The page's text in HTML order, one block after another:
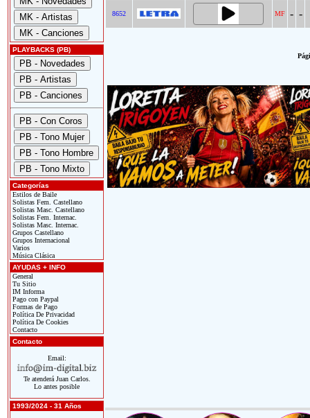
PLAYBACKS (PB)
Categorías
Estilos de Baile
Solistas Fem. Castellano
Solistas Masc. Castellano
Solistas Fem. Internac.
Solistas Masc. Internac.
Grupos Castellano
Grupos Internacional
Varios
Música Clásica
AYUDAS + INFO
General
Tu Sitio
IM Informa
Pago con Paypal
Formas de Pago
Política De Privacidad
Política De Cookies
Contacto
Contacto
Email:
Te atenderá Juan Carlos.
Lo antes posible
1993/2024 - 31 Años
8652 MF - -